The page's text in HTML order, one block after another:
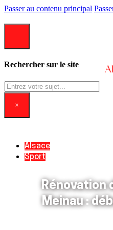
Passer au contenu principal
Rechercher sur le site
Rechercher
×
Alsace
Sport
Rénovation
Meinau :